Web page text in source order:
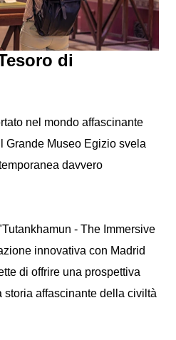
di
nel mondo affascinante
Grande Museo Egizio svela
davvero
- The Immersive
innovativa con Madrid
di offrire una prospettiva
affascinante della civiltà